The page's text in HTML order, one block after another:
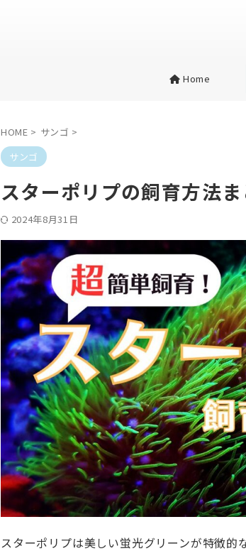
Home
HOME > サンゴ >
サンゴ
スターポリプの飼育方法
2024年8月31日
スターポリプは美しい蛍光グリーンが特徴的